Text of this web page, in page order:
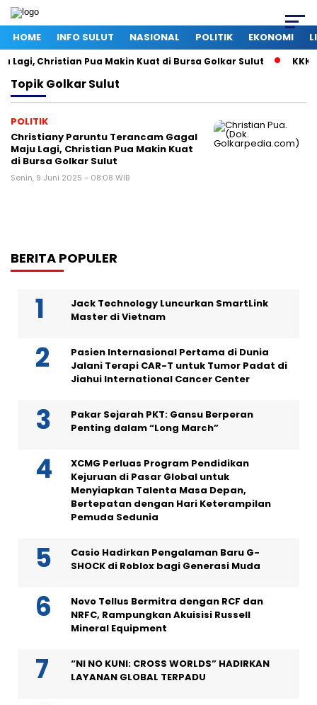
HOME INFO SULUT NASIONAL POLITIK EKONOMI
Christian Pua Makin Kuat di Bursa Golkar Sulut KKK
TopikGolkar Sulut
POLITIK
Christiany Paruntu Terancam Gagal
Maju Lagi, Christian Pua Makin Kuat
di Bursa Golkar Sulut
Senin, 9 Juni 2025 - 08:08 WIB
BERITA POPULER
Jack Technology Luncurkan SmartLink
Master di Vietnam
Pasien Internasional Pertama di Dunia
Jalani Terapi CAR-T untuk Tumor Padat di
Jiahui International Cancer Center
Pakar Sejarah PKT: Gansu Berperan
Penting dalam “Long March”
XCMG Perluas Program Pendidikan
Kejuruan di Pasar Global untuk
Menyiapkan Talenta Masa Depan,
Bertepatan dengan Hari Keterampilan
Pemuda Sedunia
Casio Hadirkan Pengalaman Baru G-
SHOCK di Roblox bagi Generasi Muda
Novo Tellus Bermitra dengan RCF dan
NRFC, Rampungkan Akuisisi Russell
Mineral Equipment
“NI NO KUNI: CROSS WORLDS” HADIRKAN
LAYANAN GLOBAL TERPADU